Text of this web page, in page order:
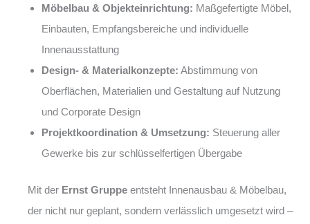
Möbelbau & Objekteinrichtung: Maßgefertigte Möbel,
Einbauten, Empfangsbereiche und individuelle
Innenausstattung
Design- & Materialkonzepte: Abstimmung von
Oberflächen, Materialien und Gestaltung auf Nutzung
und Corporate Design
Projektkoordination & Umsetzung: Steuerung aller
Gewerke bis zur schlüsselfertigen Übergabe
Mit der Ernst Gruppe entsteht Innenausbau & Möbelbau,
der nicht nur geplant, sondern verlässlich umgesetzt wird –